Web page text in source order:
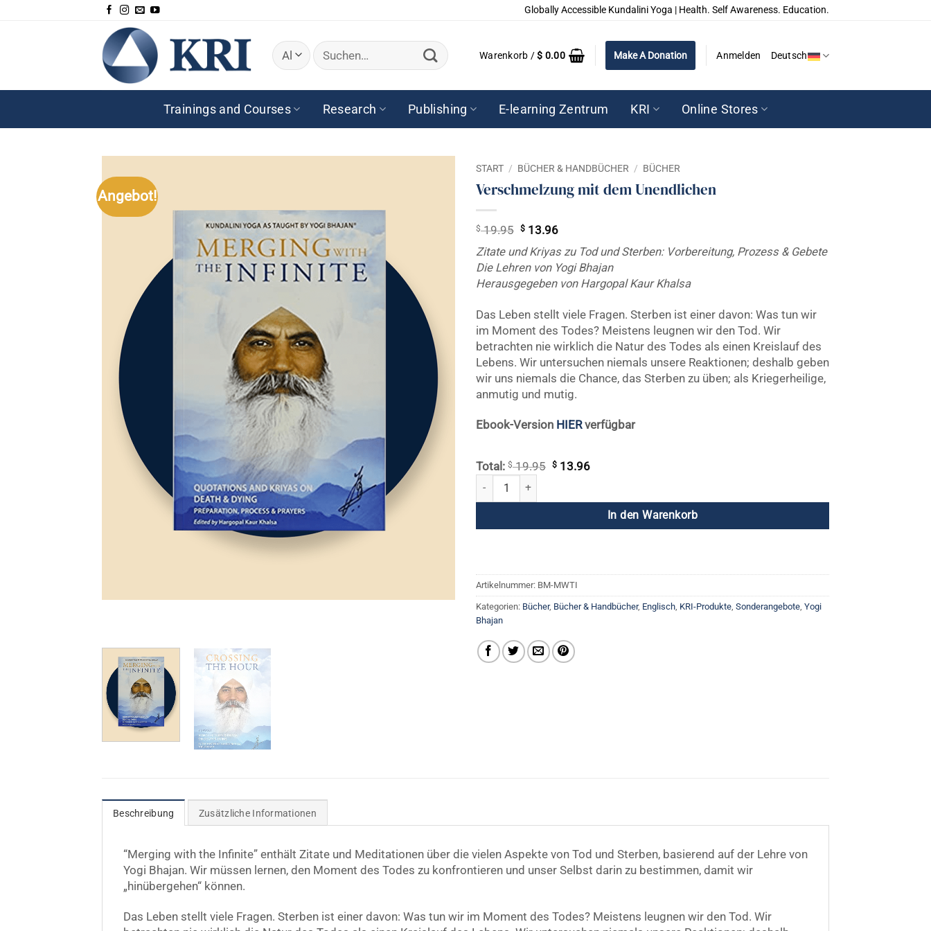
Globally Accessible Kundalini Yoga | Health. Self Awareness. Education.
Suchen
nach:
Warenkorb /$ 0.00 Make A Donation Anmelden Deutsch
Trainings and Courses Research Publishing E-learning Zentrum KRI Online Stores
Angebot!
START / BÜCHER & HANDBÜCHER / BÜCHER
Verschmelzung mit dem Unendlichen
$19.95 Ursprünglicher
Preis
$ 19.95
$13.96Aktueller
Preis
ist:
$ 13.96.
Zitate und Kriyas zu Tod und Sterben: Vorbereitung, Prozess & Gebete
Die Lehren von Yogi Bhajan
Herausgegeben von Hargopal Kaur Khalsa
Das Leben stellt viele Fragen. Sterben ist einer davon: Was tun wir
im Moment des Todes? Meistens leugnen wir den Tod. Wir
betrachten nie wirklich die Natur des Todes als einen Kreislauf des
Lebens. Wir untersuchen niemals unsere Reaktionen; deshalb geben
wir uns niemals die Chance, das Sterben zu üben; als Kriegerheilige,
anmutig und mutig.
Ebook-Version HIERverfügbar
Total: $19.95 Ursprünglicher
$13.96Aktueller
$ 13.96.
Verschmelzung mit dem Unendlichen Menge
In den Warenkorb
Artikelnummer: BM-MWTI
Kategorien: Bücher, Bücher & Handbücher, Englisch, KRI-Produkte, Sonderangebote, Yogi
Bhajan
Beschreibung Zusätzliche Informationen
“Merging with the Infinite” enthält Zitate und Meditationen über die vielen Aspekte von Tod und Sterben, basierend auf der Lehre von
Yogi Bhajan. Wir müssen lernen, den Moment des Todes zu konfrontieren und unser Selbst darin zu bestimmen, damit wir
„hinübergehen“ können.
Das Leben stellt viele Fragen. Sterben ist einer davon: Was tun wir im Moment des Todes? Meistens leugnen wir den Tod. Wir